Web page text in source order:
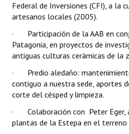
Federal de Inversiones (CFI), a la
artesanos locales (2005).
· Participación de la AAB en
Patagonia, en proyectos de
antiguas culturas cerámicas de la
· Predio aledaño:
contiguo a nuestra sede, aportes
corte del césped y limpieza.
· Colaboración con Peter Eger,
plantas de la Estepa en el terreno